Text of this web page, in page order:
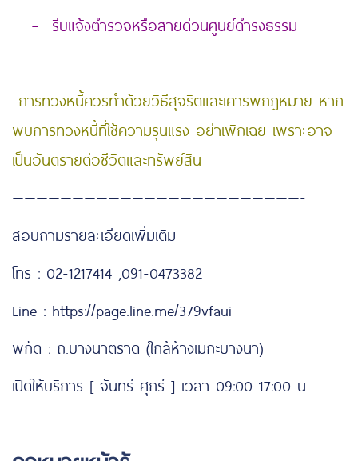
– รีบแจ้งตำรวจหรือสายด่วนศูนย์ดำรงธรรม
การทวงหนี้ควรทำด้วยวิธีสุจริตและเคารพกฎหมาย หาก
พบการทวงหนี้ที่ใช้ความรุนแรง อย่าเพิกเฉย เพราะอาจ
เป็นอันตรายต่อชีวิตและทรัพย์สิน
————————————————————————-
สอบถามรายละเอียดเพิ่มเติม
โทร : 02-1217414 ,091-0473382
Line : https://page.line.me/379vfaui
พิกัด : ถ.บางนาตราด (ใกล้ห้างเมกะบางนา)
เปิดให้บริการ [ จันทร์-ศุกร์ ] เวลา 09:00-17:00 น.